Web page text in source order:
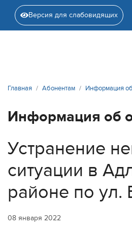
Версия для слабовидящих
Главная Абонентам Информация
Информация об
Устранение
ситуации в
районе по ул.
08 января 2022